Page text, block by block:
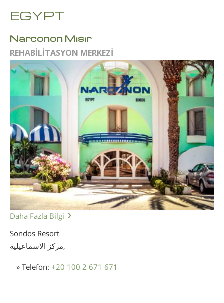
EGYPT
Narconon Mısır
REHABİLİTASYON MERKEZİ
Daha Fazla Bilgi
Sondos Resort
مركز الاسماعيلية,
» Telefon: +20 100 2 671 671